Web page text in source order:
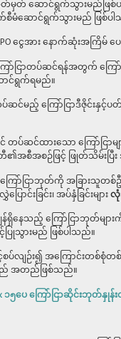
သတ်မှတ် ဆောင်ရွက်သွားမည်ဖြ
ဆောင်ရွက်သွားမည် ဖြစ်ပါ
ငွေအား နောက်ဆုံးအကြိမ် ပ
ော်ငြာတပ်ဆင်ရန်အတွက် ကြ
င်ရွက်ရမည်။
ပ်ဆင်မည့် ကြော်ငြာဒီဇိုင်း
င် တပ်ဆင်ထားသော ကြော်င
အစီအစဉ်ဖြင့် ဖြုတ်သိမ်းပြီ
ကြော်ငြာဘုတ်ကို အခြား
ြောင်းခြင်း၊ အပ်နှံခြင်းများလုံ
နေသည့် ကြော်ငြာဘုတ်များ
ပြုသွားမည် ဖြစ်ပါသည်။
ပ်လျဉ်း၍ အကြောင်းတစ်စုံတ
အတည်ဖြစ်သည်။
၅ပေ ကြော်ငြာဆိုင်းဘုတ်နှုန်း